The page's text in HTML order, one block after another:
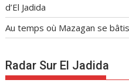
d’El Jadida
Au temps où Mazagan se
Radar Sur El Jadida